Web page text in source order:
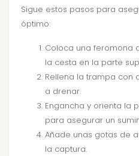
Sigue estos pasos para
óptimo:
Coloca una feromona
la cesta en la parte
Rellena la trampa con
a drenar.
Engancha y orienta la
para asegurar un
Añade unas gotas de
la captura.